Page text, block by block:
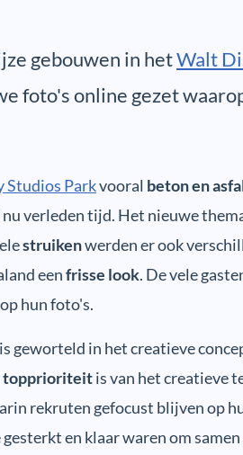
gebouwen in hetWalt
foto's online gezet
Studios Parkvooral beton en
verleden tijd. Het nieuwe
struikenwerden er ook
eenfrisse look. De vele
hun foto's.
geworteld in het creatieve
topprioriteitis van het creatieve
rekruten gefocust blijven op
en klaar waren om